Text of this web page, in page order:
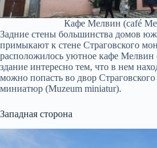
Кафе Мелвин (café
Задние стены большинства домов
примыкают к стене Страговского
расположилось уютное кафе Мелвин
здание интересно тем, что в нем
можно попасть во двор
миниатюр (Muzeum miniatur).
Западная сторона